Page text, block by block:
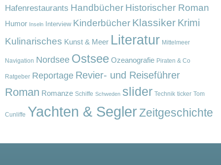
Hafenrestaurants Handbücher Historischer Roman
Humor Inseln Interview Kinderbücher Klassiker Krimi
Kulinarisches Kunst & Meer Literatur Mittelmeer
Navigation Nordsee Ostsee Ozeanografie Piraten & Co
Ratgeber Reportage Revier- und Reiseführer
Roman Romanze Schiffe Schweden slider Technik ticker Tom
Cunliffe Yachten & SeglerZeitgeschichte